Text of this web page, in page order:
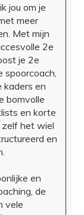
jou om je
meer
Met mijn
2e
je 2e
spoorcoach,
kaders en
bomvolle
en korte
het wiel
en
en
de
vele